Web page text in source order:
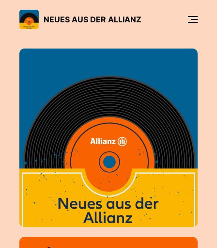
NEUES AUS DER ALLIANZ